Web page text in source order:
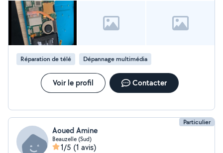
Réparation de télé Dépannage multimédia
Voir le profil Contacter
Particulier
Aoued Amine
Beauzelle (Sud)
1/5 (1 avis)